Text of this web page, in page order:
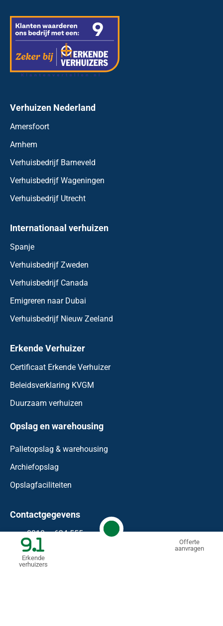
Verhuizen Nederland
Amersfoort
Arnhem
Verhuisbedrijf Barneveld
Verhuisbedrijf Wageningen
Verhuisbedrijf Utrecht
Internationaal verhuizen
Spanje
Verhuisbedrijf Zweden
Verhuisbedrijf Canada
Emigreren naar Dubai
Verhuisbedrijf Nieuw Zeeland
Erkende Verhuizer
Certificaat Erkende Verhuizer
Beleidsverklaring KVGM
Duurzaam verhuizen
Opslag en warehousing
Palletopslag & warehousing
Archiefopslag
Opslagfaciliteiten
Contactgegevens
0318 – 624 555
info@waaijenberg.nl
Bonnetstraat 59
9.1
Erkende
verhuizers
Offerte
aanvragen